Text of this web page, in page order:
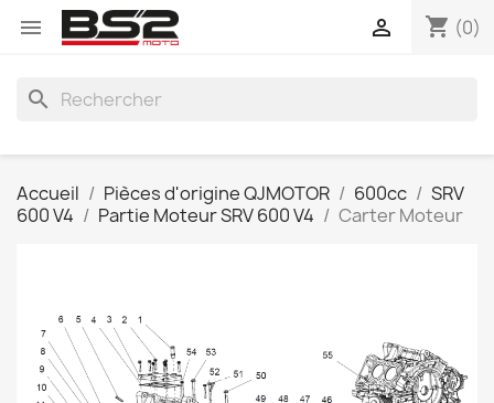
 shopping_cart (0)

search
Accueil Pièces d'origine QJMOTOR 600cc
SRV
600 V4
Partie Moteur SRV 600 V4 Carter Moteur